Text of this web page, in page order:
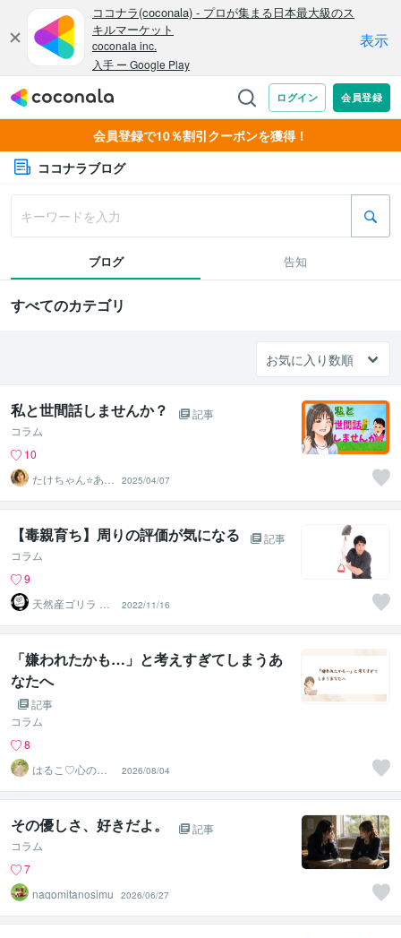
会員登録で10％割引クーポンを獲得！
ココナラブログ
ブログ 告知
すべてのカテゴリ
私と世間話しませんか？
記事
コラム
10
たけちゃん⭐あな
たの魅力を見つ
ける対話人
2025/04/07
【毒親育ち】周りの評価が気になる
記事
コラム
9
天然産ゴリラ 毒
親育ち 不登校を
経験
2022/11/16
「嫌われたかも…」と考えすぎてしまうあ
なたへ
記事
コラム
8
はるこ♡心の翻
訳家
2026/08/04
その優しさ、好きだよ。
記事
コラム
7
nagomitanosimu
2026/06/27